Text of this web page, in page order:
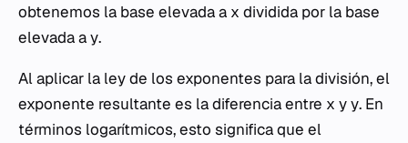
obtenemos la base elevada a x dividida por la base
elevada ay.
Al aplicar la ley de los exponentes para la división, el
exponente resultante es la diferencia entre x yy. En
términos logarítmicos, esto significa que el